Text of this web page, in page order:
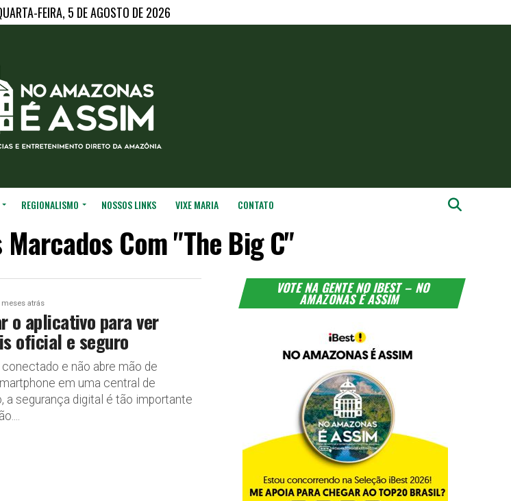
FEIRA, 5 DE AGOSTO DE 2026
REGIONALISMO NOSSOS LINKS VIXE MARIA CONTATO
Com "The Big C"
meses atrás
o aplicativo para ver
oficial e seguro
conectado e não abre mão de
em uma central de
a segurança digital é tão importante
VOTE NA GENTE NO IBEST – NO
AMAZONAS É ASSIM